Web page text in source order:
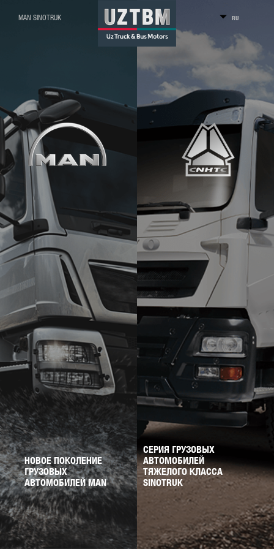
MAN SINOTRUK RU
НОВОЕ ПОКОЛЕНИЕ
ГРУЗОВЫХ
АВТОМОБИЛЕЙ MAN
СЕРИЯ ГРУЗОВЫХ
АВТОМОБИЛЕЙ
ТЯЖЕЛОГО КЛАССА
SINOTRUK